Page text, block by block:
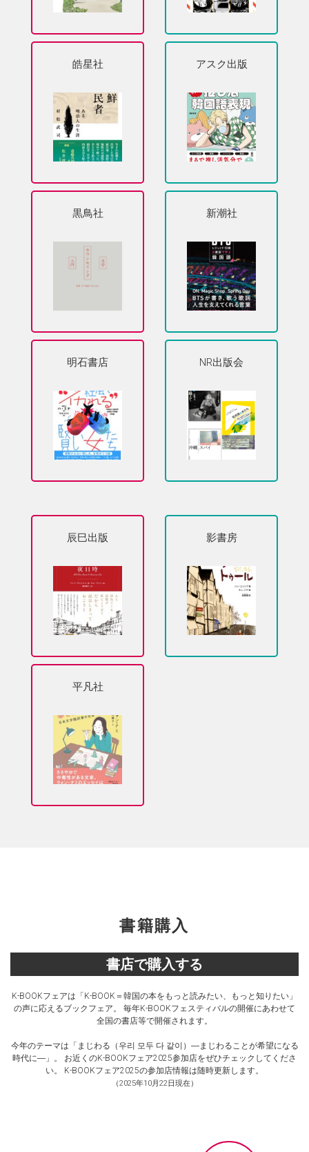
皓星社 アスク出版
黒鳥社 新潮社
明石書店 NR出版会
辰巳出版 影書房
平凡社
書籍購入
書店で購入する
K-BOOKフェアは「K-BOOK＝韓国の本をもっと読みたい、もっと知りたい」
の声に応えるブックフェア。
毎年K-BOOKフェスティバルの開催にあわせて
全国の書店等で開催されます。
今年のテーマは「まじわる（우리 모두 다 같이）―まじわることが希望になる
時代に―」。
お近くのK-BOOKフェア2025参加店をぜひチェックしてくださ
い。
K-BOOKフェア2025の参加店情報は随時更新します。
（2025年10月22日現在）